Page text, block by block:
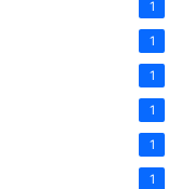
1
1
1
1
1
1